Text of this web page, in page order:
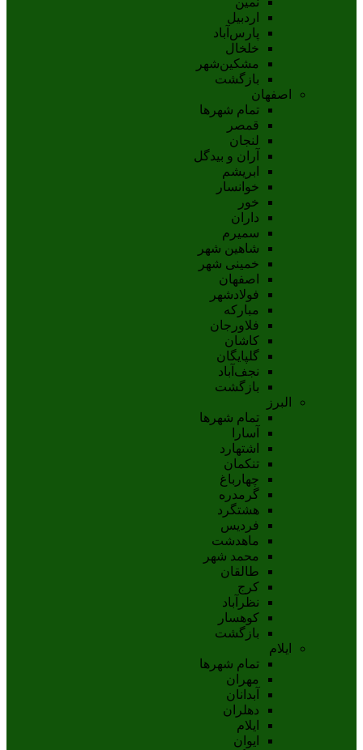
اردبيل
پارس‌آباد
خلخال
مشکين‌شهر
بازگشت
اصفهان
تمام شهر‌ها
قمصر
لنجان
آران و بیدگل
ابریشم
خوانسار
خور
داران
سمیرم
شاهین شهر
خمینی شهر
اصفهان
فولادشهر
مبارکه
فلاورجان
کاشان
گلپايگان
نجف‌آباد
بازگشت
البرز
تمام شهر‌ها
آسارا
اشتهارد
تنکمان
چهارباغ
گرمدره
هشتگرد
فردیس
ماهدشت
محمد شهر
طالقان
کرج
نظرآباد
کوهسار
بازگشت
ایلام
تمام شهر‌ها
مهران
آبدانان
دهلران
ايلام
ايوان